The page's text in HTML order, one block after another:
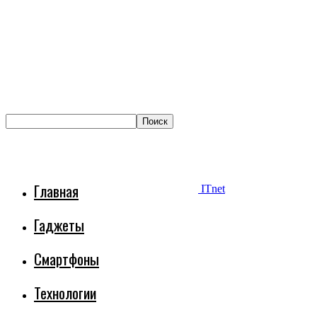
ITnet
Главная
Гаджеты
Смартфоны
Технологии